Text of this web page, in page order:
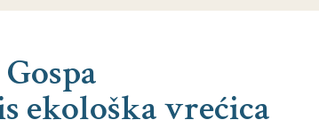
ekološka vrećica